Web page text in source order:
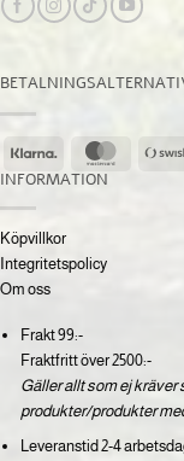
Klarna
INFORMATION
Köpvillkor
Integritetspolicy
Om oss
Frakt 99:-
Fraktfritt över 2500:-
Gäller allt som ej
produkter/produkter
Leveranstid 2-4